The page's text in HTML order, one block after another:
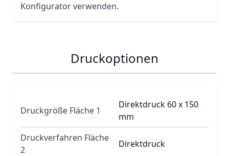
Konfigurator verwenden.
Druckoptionen
Druckgröße Fläche 1
Direktdruck 60 x 150
mm
Druckverfahren Fläche
2
Direktdruck